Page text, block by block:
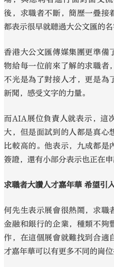
後，求職者不斷，簡歷一疊接
都表示很早就聽過大公文匯的名
香港大公文匯傳媒集團更準備
物給每一位前來了解的求職者
不光是為了對接人才，更是為
新聞，感受文字的力量。
而AIA展位負責人就表示，這
大，但是面試到的人都是真心
比較高的。他表示，九成都是
簽證，還有小部分表示也正在申
求職者大讚人才嘉年華 希望引
何先生表示展會很熱鬧，求職
金融和銀行的企業，種類不夠
作，在這個展會就難找到合適
才嘉年華可以有更多不同的崗位